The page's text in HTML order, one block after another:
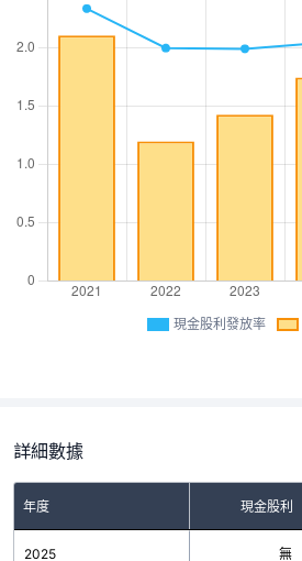
現金股利發放率
詳細數據
年度 現金股利
2025 無